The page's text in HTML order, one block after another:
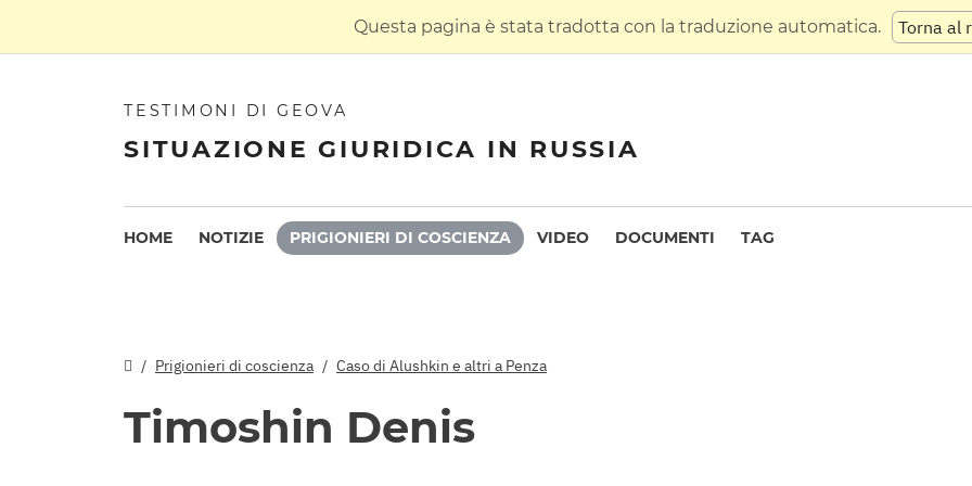
Questa pagina è stata tradotta con la traduzione automatica. Torna al
TESTIMONI DI GEOVA
SITUAZIONE GIURIDICA IN RUSSIA
HOME NOTIZIE PRIGIONIERI DI COSCIENZA VIDEO DOCUMENTI TAG
Prigionieri di coscienza Caso di Alushkin e altri a Penza
Timoshin Denis